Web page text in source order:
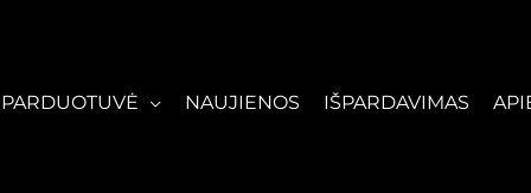
PARDUOTUVĖ NAUJIENOS IŠPARDAVIMAS